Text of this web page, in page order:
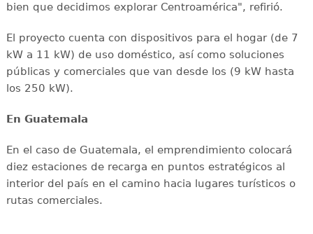
bien que decidimos explorar Centroamérica", refirió.
El proyecto cuenta con dispositivos para el hogar (de 7
kW a 11 kW) de uso doméstico, así como soluciones
públicas y comerciales que van desde los (9 kW hasta
los 250 kW).
En Guatemala
En el caso de Guatemala, el emprendimiento colocará
diez estaciones de recarga en puntos estratégicos al
interior del país en el camino hacia lugares turísticos o
rutas comerciales.